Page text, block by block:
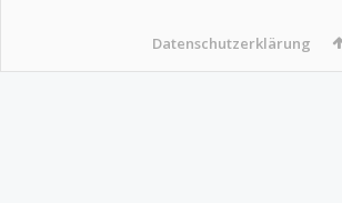
Datenschutzerklärung